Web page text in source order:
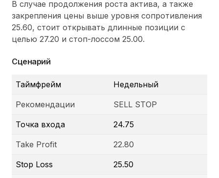
В случае продолжения роста актива, а также
закрепления цены выше уровня сопротивления
25.60, стоит открывать длинные позиции с
целью 27.20 и стоп-лоссом 25.00.
Сценарий
Таймфрейм Недельный
Рекомендации SELL STOP
Точка входа 24.75
Take Profit 22.80
Stop Loss 25.50